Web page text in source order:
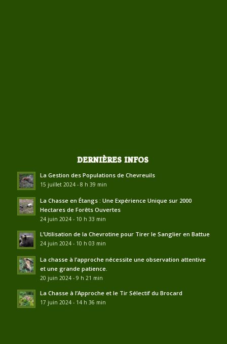
DERNIÈRES INFOS
La Gestion des Populations de Chevreuils
15 juillet 2024 - 8 h 39 min
La Chasse en Étangs : Une Expérience Unique sur 2000
Hectares de Forêts Ouvertes
24 juin 2024 - 10 h 33 min
L’Utilisation de la Chevrotine pour Tirer le Sanglier en Battue
24 juin 2024 - 10 h 03 min
La chasse à l’approche nécessite une observation attentive
et une grande patience.
20 juin 2024 - 9 h 21 min
La Chasse à l’Approche et le Tir Sélectif du Brocard
17 juin 2024 - 14 h 36 min